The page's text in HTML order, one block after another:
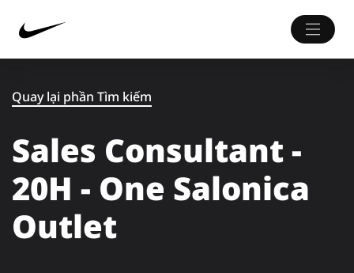
Quay lại phần Tìm kiếm
Sales Consultant -
20H - One Salonica
Outlet